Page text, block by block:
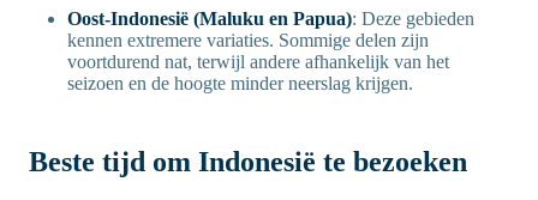
Oost-Indonesië (Maluku en Papua): Deze gebieden
kennen extremere variaties. Sommige delen zijn
voortdurend nat, terwijl andere afhankelijk van het
seizoen en de hoogte minder neerslag krijgen.
Beste tijd om Indonesië te bezoeken